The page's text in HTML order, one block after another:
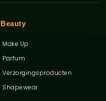
Beauty
Make Up
Parfum
Verzorgingsproducten
Shapewear